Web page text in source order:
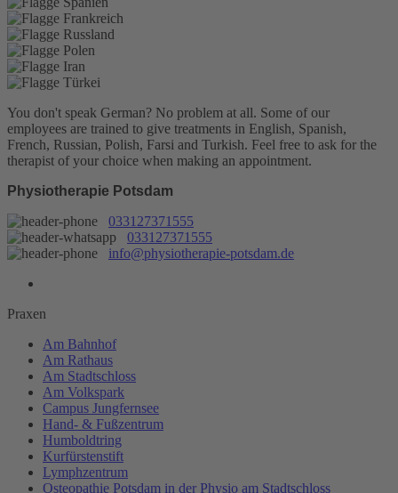
You don't speak German? No problem at all. Some of our
employees are trained to give treatments in English, Spanish,
French, Russian, Polish, Farsi and Turkish. Feel free to ask for the
therapist of your choice when making an appointment.
Physiotherapie Potsdam
033127371555
033127371555
info@physiotherapie-potsdam.de
Praxen
Am Bahnhof
Am Rathaus
Am Stadtschloss
Am Volkspark
Campus Jungfernsee
Hand- & Fußzentrum
Humboldtring
Kurfürstenstift
Lymphzentrum
Osteopathie Potsdam in der Physio am Stadtschloss